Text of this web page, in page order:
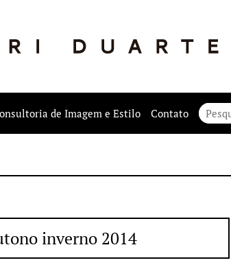
de Imagem e Estilo Contato
inverno 2014